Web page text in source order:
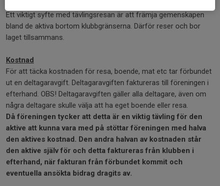
Ett viktigt syfte med tävlingsresan är att främja gemenskapen
bland de aktiva bortom klubbgränserna. Därför reser och bor
laget tillsammans.
Kostnad
För att täcka kostnaden för resa, boende, mat etc tar förbundet
ut en deltagaravgift. Deltagaravgiften faktureras till föreningen i
efterhand. OBS! Deltagaravgiften gäller alla deltagare, även om
några deltagare skulle välja att ha eget boende eller resa.
Då föreningen tycker att detta är en viktig tävling för den
aktive att kunna vara med på stöttar föreningen med halva
den aktives kostnad. Den andra halvan av kostnaden står
den aktive själv för och detta faktureras från klubben i
efterhand, när fakturan från förbundet kommit och
eventuella ansökta bidrag dragits av.